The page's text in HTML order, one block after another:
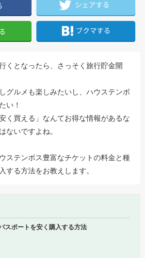
くとなったら、さっそく旅行貯金開
グルメも楽しみたいし、ハウステンボ
い！
く買える」なんてお得な情報があるな
ないですよね。
ステンボス豊富なチケットの料金と種
する方法をお教えします。
スポートを安く購入する方法